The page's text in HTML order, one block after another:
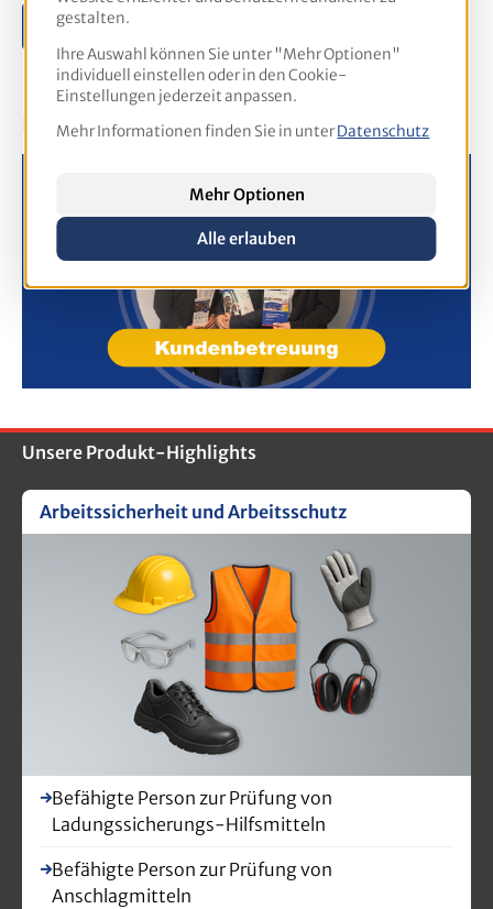
Inhouse-Schulung anfragen >>
Das Team freut sich auf Ihre Anfrage
Unsere Produkt-Highlights
Arbeitssicherheit und Arbeitsschutz
Befähigte Person zur Prüfung von
Ladungssicherungs-Hilfsmitteln
Befähigte Person zur Prüfung von
Anschlagmitteln
gestalten.
Ihre Auswahl können Sie unter "Mehr Optionen"
individuell einstellen oder in den Cookie-
Einstellungen jederzeit anpassen.
Mehr Informationen finden Sie in unterDatenschutz
Mehr Optionen
Alle erlauben